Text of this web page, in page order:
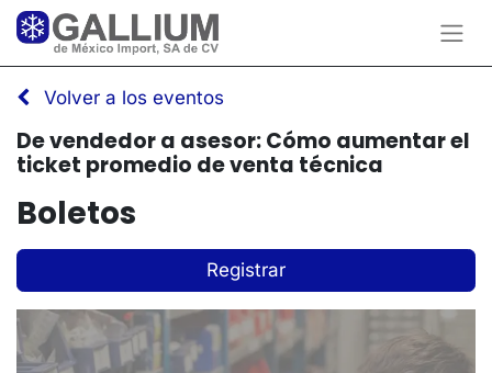
Volver a los eventos
De vendedor a asesor: Cómo aumentar el
ticket promedio de venta técnica
Boletos
Registrar